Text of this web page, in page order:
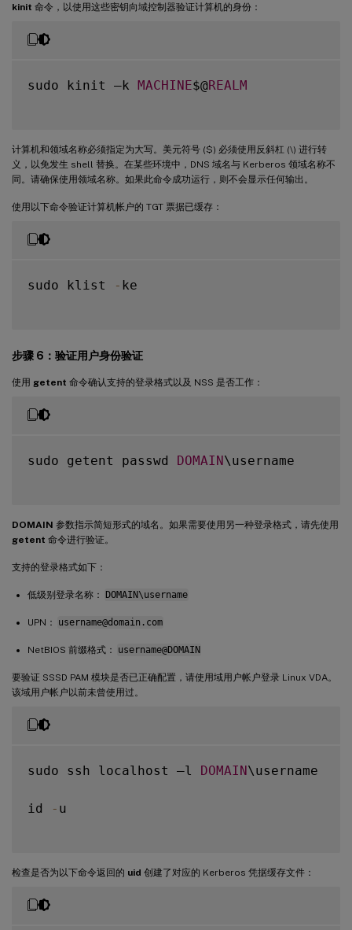
kinit 命令，以使用这些密钥向域控制器验证计算机的身份：
sudo kinit –k MACHINE$@REALM
计算机和领域名称必须指定为大写。美元符号 ($) 必须使用反斜杠 (\) 进行转
义，以免发生 shell 替换。在某些环境中，DNS 域名与 Kerberos 领域名称不
同。请确保使用领域名称。如果此命令成功运行，则不会显示任何输出。
使用以下命令验证计算机帐户的 TGT 票据已缓存：
sudo klist - ke
步骤 6：验证用户身份验证
使用 getent 命令确认支持的登录格式以及 NSS 是否工作：
sudo getent passwd DOMAIN\username
DOMAIN 参数指示简短形式的域名。如果需要使用另一种登录格式，请先使用
getent 命令进行验证。
支持的登录格式如下：
低级别登录名称： DOMAIN\username
UPN： username@domain.com
NetBIOS 前缀格式： username@DOMAIN
要验证 SSSD PAM 模块是否已正确配置，请使用域用户帐户登录 Linux VDA。
该域用户帐户以前未曾使用过。
sudo ssh localhost –l DOMAIN\username
id - u
检查是否为以下命令返回的 uid 创建了对应的 Kerberos 凭据缓存文件：